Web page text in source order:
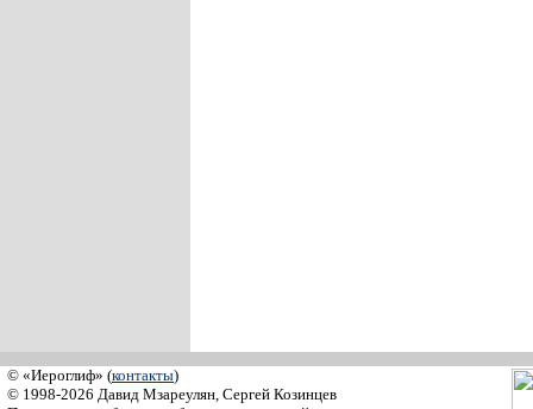
© «Иероглиф» (контакты)
© 1998-2026 Давид Мзареулян, Сергей Козинцев